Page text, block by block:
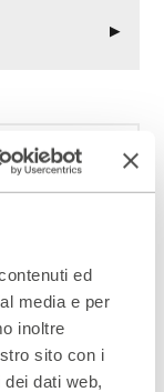
ed
media e per
inoltre
sito con i
dati web,